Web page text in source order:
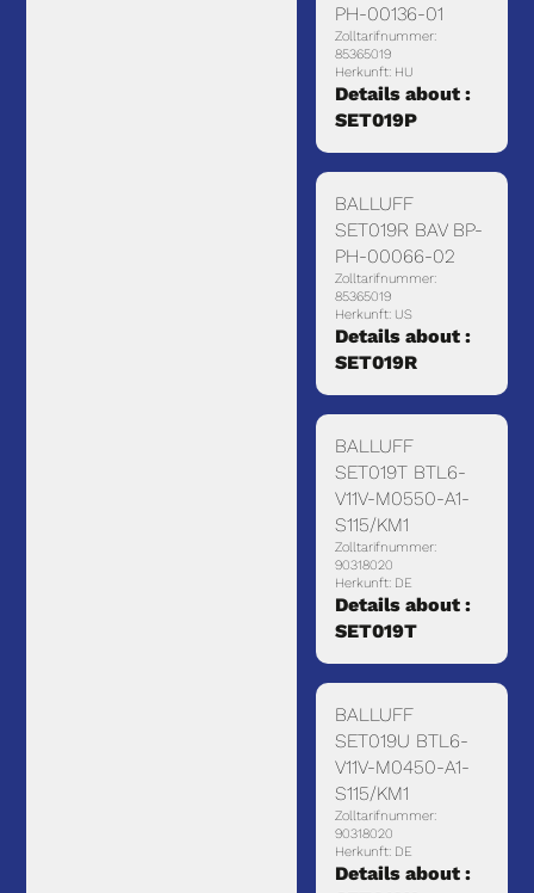
PH-00136-01
Zolltarifnummer:
85365019
Herkunft: HU
Details about :
SET019P
BALLUFF
SET019R BAV BP-
PH-00066-02
Zolltarifnummer:
85365019
Herkunft: US
Details about :
SET019R
BALLUFF
SET019T BTL6-
V11V-M0550-A1-
S115/KM1
Zolltarifnummer:
90318020
Herkunft: DE
Details about :
SET019T
BALLUFF
SET019U BTL6-
V11V-M0450-A1-
S115/KM1
Zolltarifnummer:
90318020
Herkunft: DE
Details about :